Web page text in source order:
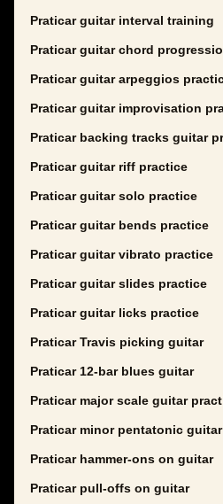
Praticar guitar interval training
Praticar guitar chord
Praticar guitar arpeggios
Praticar guitar improvisation
Praticar backing tracks guitar
Praticar guitar riff practice
Praticar guitar solo practice
Praticar guitar bends practice
Praticar guitar vibrato practice
Praticar guitar slides practice
Praticar guitar licks practice
Praticar Travis picking guitar
Praticar 12-bar blues guitar
Praticar major scale guitar
Praticar minor pentatonic guitar
Praticar hammer-ons on guitar
Praticar pull-offs on guitar